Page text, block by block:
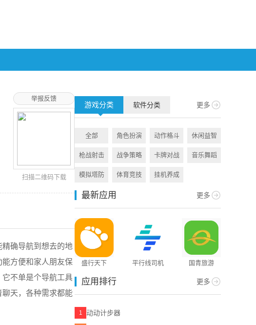
扫描二维码下载
举报反馈
确导航到想去的地
方便和家人朋友保
不单是个导航工具
天，各种需求都能
游戏分类 软件分类 更多
全部 角色扮演 动作格斗 休闲益智
枪战射击 战争策略 卡牌对战 音乐舞蹈
模拟塔防 体育竞技 挂机养成
最新应用 更多
盛行天下 平行线司机 国青旅游
应用排行 更多
1 动动计步器